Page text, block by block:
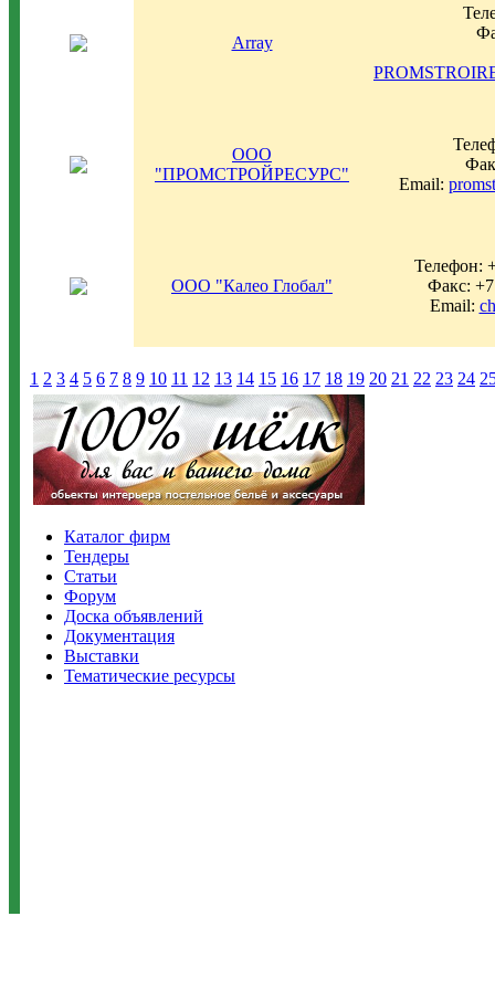
Array
ООО
"ПРОМСТРОЙРЕСУРС"
Email:
ООО "Калео Глобал"
Телефон:
Факс:
Email:
1 2 3 4 5 6 7 8 9 10 11 12 13 14 15 16 17 18 19 20 21 22 23 24
Каталог фирм
Тендеры
Статьи
Форум
Доска объявлений
Документация
Выставки
Тематические ресурсы